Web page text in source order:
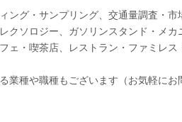
ング・サンプリング、交通量調査・
クソロジー、ガソリンスタンド・メカ
ェ・喫茶店、レストラン・ファミレ
業種や職種もございます（お気軽にお